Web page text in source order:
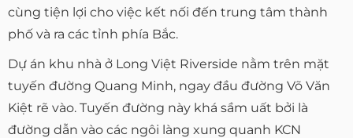
cùng tiện lợi cho việc kết nối đến trung tâm thành
phố và ra các tỉnh phía Bắc.
Dự án khu nhà ở Long Việt Riverside nằm trên mặt
tuyến đường Quang Minh, ngay đầu đường Võ Văn
Kiệt rẽ vào. Tuyến đường này khá sầm uất bởi là
đường dẫn vào các ngôi làng xung quanh KCN